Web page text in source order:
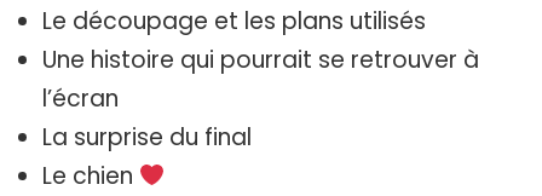
Le découpage et les plans utilisés
Une histoire qui pourrait se retrouver à
l’écran
La surprise du final
Le chien